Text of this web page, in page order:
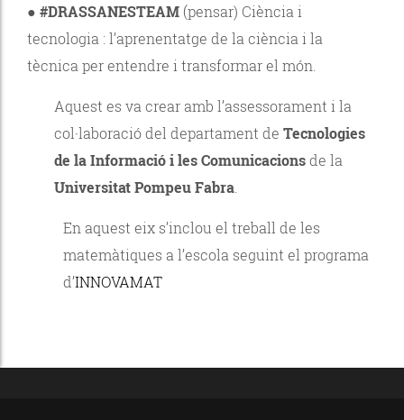
● #DRASSANESTEAM (pensar) Ciència i
tecnologia : l’aprenentatge de la ciència i la
tècnica per entendre i transformar el món.
Aquest es va crear amb l’assessorament i la
col·laboració del departament de Tecnologies
de la Informació i les Comunicacionsde la
Universitat Pompeu Fabra
En aquest eix s’inclou el treball de les
matemàtiques a l’escola seguint el programa
d’INNOVAMAT